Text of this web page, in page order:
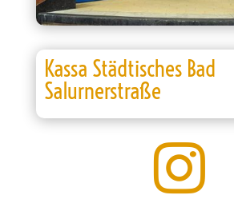
Kassa Städtisches Bad
Salurnerstraße
